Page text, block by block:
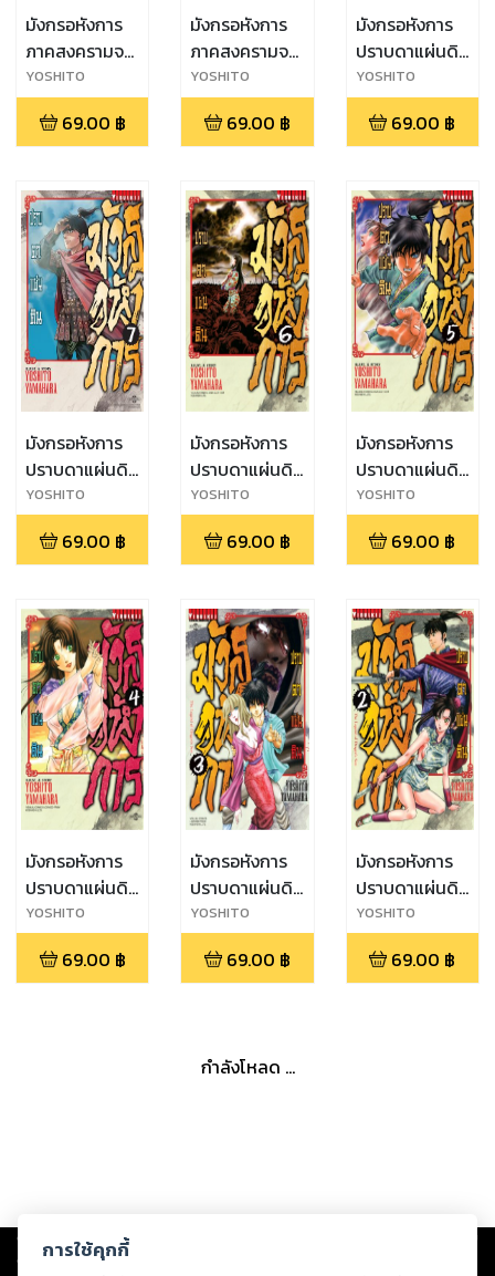
มังกรอหังการ
ภาคสงครามจง
หยวน เล่ม 10
YOSHITO
YAMAHARA
69.00 ฿
มังกรอหังการ
ภาคสงครามจง
หยวน เล่ม 1
YOSHITO
YAMAHARA
69.00 ฿
มังกรอหังการ
ปราบดาแผ่นดิน
เล่ม 8
YOSHITO
YAMAHARA
69.00 ฿
มังกรอหังการ
ปราบดาแผ่นดิน
เล่ม 7
YOSHITO
YAMAHARA
69.00 ฿
มังกรอหังการ
ปราบดาแผ่นดิน
เล่ม 6
YOSHITO
YAMAHARA
69.00 ฿
มังกรอหังการ
ปราบดาแผ่นดิน
เล่ม 5
YOSHITO
YAMAHARA
69.00 ฿
มังกรอหังการ
ปราบดาแผ่นดิน
เล่ม 4
YOSHITO
YAMAHARA
69.00 ฿
มังกรอหังการ
ปราบดาแผ่นดิน
เล่ม 3
YOSHITO
YAMAHARA
69.00 ฿
มังกรอหังการ
ปราบดาแผ่นดิน
เล่ม 2
YOSHITO
YAMAHARA
69.00 ฿
กำลังโหลด ...
Copyright © 2026
ต่อผลงานหรือเนื้อหาใดที่อัปโหลดผ่านเว็บไซต์และปรากฏว่าละเมิดสิทธิใน
การใช้คุกกี้